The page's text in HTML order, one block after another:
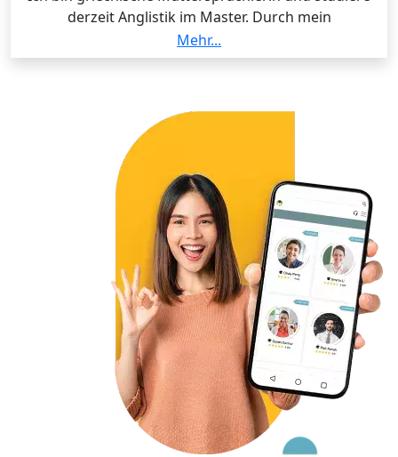
derzeit Anglistik im Master. Durch mein
sprachwissenschaftlich orientiertes Studium habe ich
ein fundiertes Verständnis für Grammatik,
vermitteln.
Ich habe Erfahrung im Unterrichten von Griechisch
für verschiedene Niveaus und lege großen Wert auf
eine strukturierte, aber zugleich kommunikative
Herangehensweise. Mein Ziel ist es, Lernenden die
Sprache auf authentische und motivierende Weise
näherzubringen.
Mehr...